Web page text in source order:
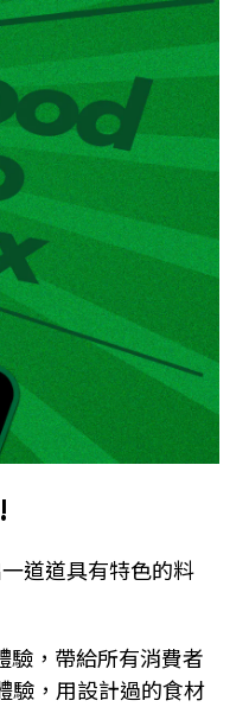
道道具有特色的料
驗，帶給所有消費者
驗，用設計過的食材